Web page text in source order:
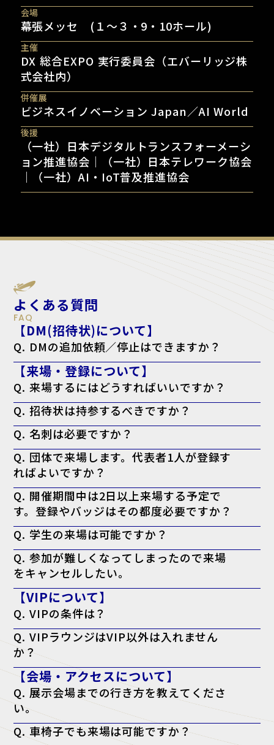
会場
幕張メッセ (１～３・9・10ホール)
主催
DX 総合EXPO 実行委員会（エバーリッジ株
式会社内）
併催展
ビジネスイノベーション Japan／AI World
後援
（一社）日本デジタルトランスフォーメーシ
ョン推進協会｜（一社）日本テレワーク協会
｜（一社）AI・IoT普及推進協会
よくある質問
FAQ
【DM(招待状)について】
Q. DMの追加依頼／停止はできますか？
追加依頼の方はこちら
停止の方こちら
【来場・登録について】
Q. 来場するにはどうすればいいですか？
ッジ（入場証）」を印刷してお持ちください。当日会場でも印刷可能で
すが、混雑回避のため事前の印刷を推奨しております。なお、名刺の提
出は不要です。
Q. 招待状は持参するべきですか？
※特にVIP招待状がお手元に届いてる方で、印刷したバッジに「VIP」
と表示されない場合、バッジに加えてお手元の「VIP招待状」を当日会
場受付までお持ちください。
Q. 名刺は必要ですか？
場可能です。
Q. 団体で来場します。代表者1人が登録す
ればよいですか？
いたします。
Q. 開催期間中は2日以上来場する予定で
す。登録やバッジはその都度必要ですか？
て何度でもご入場いただけます。
Q. 学生の来場は可能ですか？
中の方や、業界への就職をご検討中の学生の方はご来場いただけます。
Q. 参加が難しくなってしまったので来場
をキャンセルしたい。
て結構です。
【VIPについて】
Q. VIPの条件は？
ている方が対象となります。
Q. VIPラウンジはVIP以外は入れません
か？
A. はい。ただし、VIPの同行者の方はご一緒に利用される場合のみ可能
です。
【会場・アクセスについて】
Q. 展示会場までの行き方を教えてくださ
い。
A. アクセスページよりご確認ください。
アクセスページはこちら
Q. 車椅子でも来場は可能ですか？